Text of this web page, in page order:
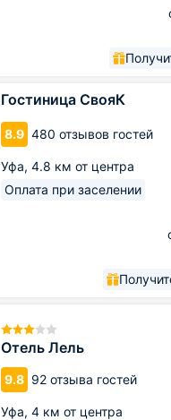
Гостиница СвояК
8.9 480 отзывов гостей
Уфа, 4.8 км от центра
Оплата при заселении
Отель Лель
9.8 92 отзыва гостей
Уфа, 4 км от центра